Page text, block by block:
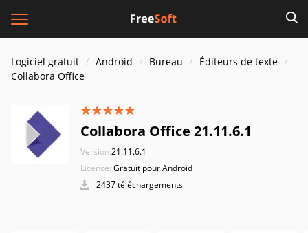
Logiciel gratuit Android Bureau
Éditeurs de texte
Collabora Office
Collabora Office 21.11.6.1
Version:21.11.6.1
Licence: Gratuit pour Android
2437 téléchargements